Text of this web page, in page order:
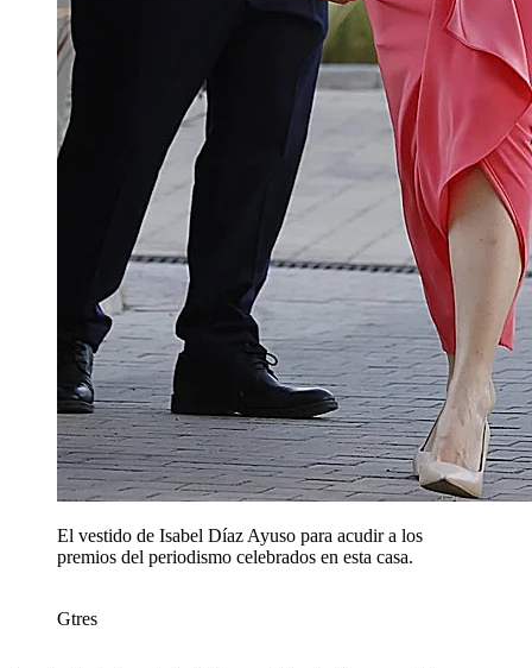
El vestido de Isabel Díaz Ayuso para acudir a los
premios del periodismo celebrados en esta casa.
Gtres